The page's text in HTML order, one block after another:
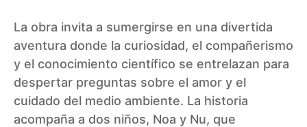
La obra invita a sumergirse en una divertida
aventura donde la curiosidad, el compañerismo
y el conocimiento científico se entrelazan para
despertar preguntas sobre el amor y el
cuidado del medio ambiente. La historia
acompaña a dos niños, Noa y Nu, que